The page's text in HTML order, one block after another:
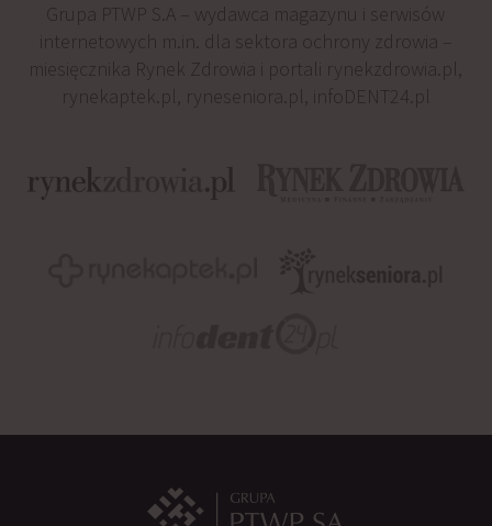
Grupa PTWP S.A – wydawca magazynu i serwisów
internetowych m.in. dla sektora ochrony zdrowia –
miesięcznika Rynek Zdrowia i portali rynekzdrowia.pl,
rynekaptek.pl, ryneseniora.pl, infoDENT24.pl